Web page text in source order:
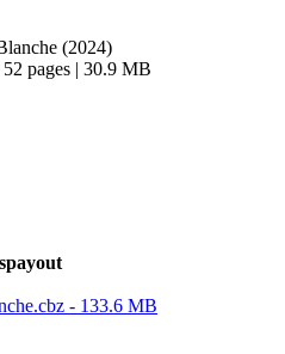
(2024)
pages | 30.9 MB
- 133.6 MB